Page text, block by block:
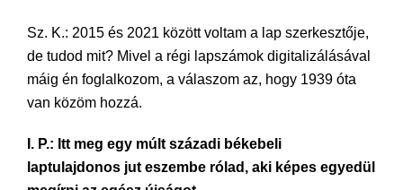
Sz. K.: 2015 és 2021 között voltam a lap szerkesztője,
de tudod mit? Mivel a régi lapszámok digitalizálásával
máig én foglalkozom, a válaszom az, hogy 1939 óta
van közöm hozzá.
I. P.: Itt meg egy múlt századi békebeli
laptulajdonos jut eszembe rólad, aki képes egyedül